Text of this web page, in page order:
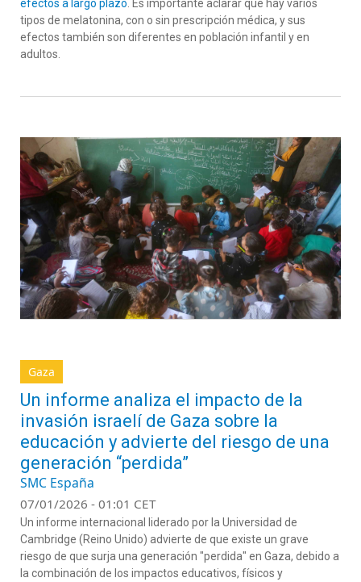
efectos a largo plazo . Es importante aclarar que hay varios
tipos de melatonina, con o sin prescripción médica, y sus
efectos también son diferentes en población infantil y en
adultos.
Gaza
Un informe analiza el impacto de la
invasión israelí de Gaza sobre la
educación y advierte del riesgo de una
generación “perdida”
SMC España
07/01/2026 - 01:01 CET
Un informe internacional liderado por la Universidad de
Cambridge (Reino Unido) advierte de que existe un grave
riesgo de que surja una generación "perdida" en Gaza, debido a
la combinación de los impactos educativos, físicos y